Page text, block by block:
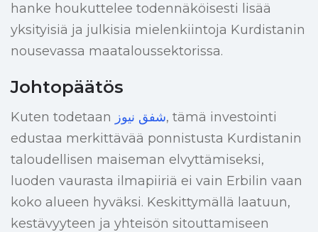
hanke houkuttelee todennäköisesti lisää
yksityisiä ja julkisia mielenkiintoja Kurdistanin
nousevassa maataloussektorissa.
Johtopäätös
Kuten todetaan شفق نيوز, tämä investointi
edustaa merkittävää ponnistusta Kurdistanin
taloudellisen maiseman elvyttämiseksi,
luoden vaurasta ilmapiiriä ei vain Erbilin vaan
koko alueen hyväksi. Keskittymällä laatuun,
kestävyyteen ja yhteisön sitouttamiseen